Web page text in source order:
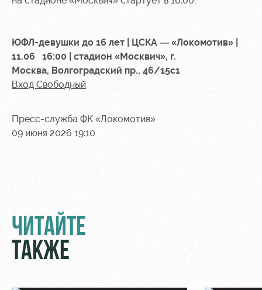
Информация
для
болельщиков
МГН
ЮФЛ-девушки до 16 лет | ЦСКА — «Локомотив» |
11.06 16:00 | стадион «Москвич», г.
Москва, Волгоградский пр., 46/15с1
Вход Свободный
Пресс-служба ФК «Локомотив»
09 июня 2026 19:10
ЧИТАЙТЕ
ТАКЖЕ